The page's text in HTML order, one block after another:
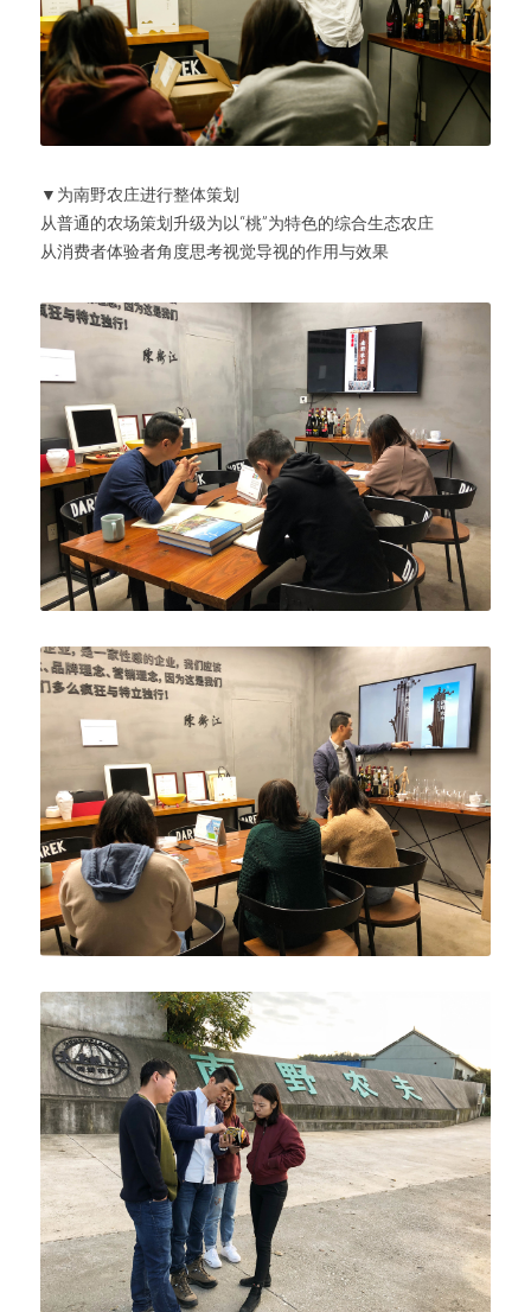
▼为南野农庄进行整体策划
从普通的农场策划升级为以“桃”为特色的综合生态农庄
从消费者体验者角度思考视觉导视的作用与效果